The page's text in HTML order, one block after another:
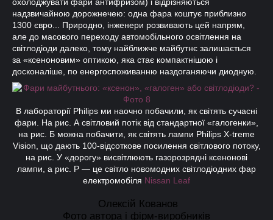
надзвичайною дорожнечею: одна фара коштує приблизно
1300 євро... Природно, інженери розвивають цей напрям,
але до масового переходу автомобільного освітлення на
світлодіоди далеко, тому найближче майбутнє залишається
за «ксеноновим» оптикою, яка стає компактнішою і
досконаліше, по енергоспоживанню наздоганяючи диодную.
В лабораторії Philips ми наочно побачили, як світять сучасні
фари. На рис. А світловий потік від стандартної «галогенки»,
на рис. Б можна побачити, як світять лампи Philips X-treme
Vision, що дають 100-відсоткове посилення світлового потоку,
на рис. У «дорогу» висвітлюють газорозрядні ксенонові
лампи, а рис. Р — це світло новомодних світлодіодних фар
електромобіля Nissan Leaf
Олексій Кованов
Фото автора і фірм-виробників